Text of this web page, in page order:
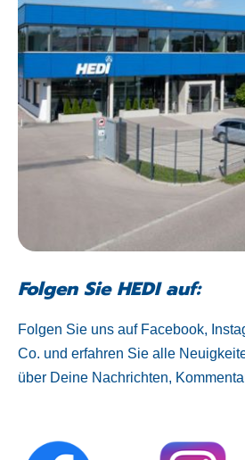
Folgen Sie HEDI auf:
Folgen Sie uns auf Facebook,
Co. und erfahren Sie alle
über Deine Nachrichten,